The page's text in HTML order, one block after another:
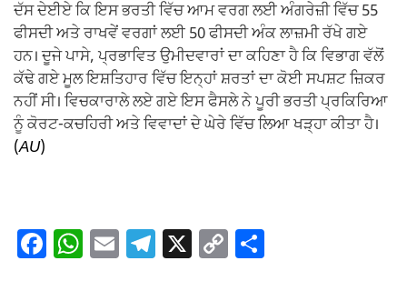
ਦੱਸ ਦੇਈਏ ਕਿ ਇਸ ਭਰਤੀ ਵਿੱਚ ਆਮ ਵਰਗ ਲਈ ਅੰਗਰੇਜ਼ੀ ਵਿੱਚ 55
ਫੀਸਦੀ ਅਤੇ ਰਾਖਵੇਂ ਵਰਗਾਂ ਲਈ 50 ਫੀਸਦੀ ਅੰਕ ਲਾਜ਼ਮੀ ਰੱਖੇ ਗਏ
ਹਨ। ਦੂਜੇ ਪਾਸੇ, ਪ੍ਰਭਾਵਿਤ ਉਮੀਦਵਾਰਾਂ ਦਾ ਕਹਿਣਾ ਹੈ ਕਿ ਵਿਭਾਗ ਵੱਲੋਂ
ਕੱਢੇ ਗਏ ਮੂਲ ਇਸ਼ਤਿਹਾਰ ਵਿੱਚ ਇਨ੍ਹਾਂ ਸ਼ਰਤਾਂ ਦਾ ਕੋਈ ਸਪਸ਼ਟ ਜ਼ਿਕਰ
ਨਹੀਂ ਸੀ। ਵਿਚਕਾਰਾਲੇ ਲਏ ਗਏ ਇਸ ਫੈਸਲੇ ਨੇ ਪੂਰੀ ਭਰਤੀ ਪ੍ਰਕਿਰਿਆ
ਨੂੰ ਕੋਰਟ-ਕਚਹਿਰੀ ਅਤੇ ਵਿਵਾਦਾਂ ਦੇ ਘੇਰੇ ਵਿੱਚ ਲਿਆ ਖੜ੍ਹਾ ਕੀਤਾ ਹੈ।
(AU)
F W E T X C